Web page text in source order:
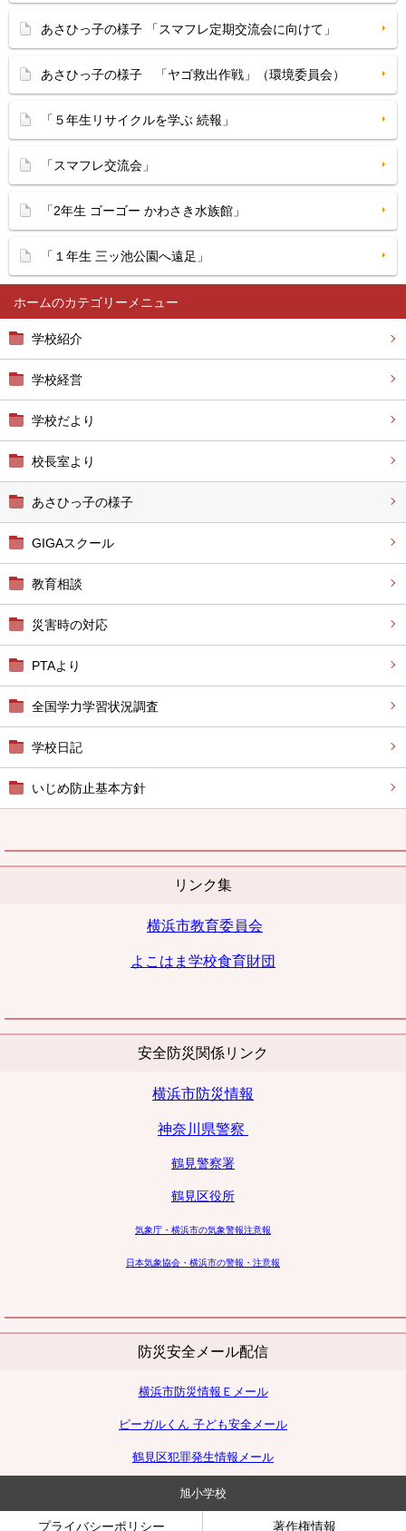
ホーム
学校紹介
学校経営
学校だより
校長室より
あさひっ子の様子
GIGAスクール
教育相談
災害時の対応
PTAより
全国学力学習状況調査
学校日記
いじめ防止基本方針
リンク集
横浜市教育委員会
よこはま学校食育財団
安全防災関係リンク
横浜市防災情報
神奈川県警察
鶴見警察署
鶴見区役所
気象庁・横浜市の気象警報注意報
日本気象協会・横浜市の警報・注意報
防災安全メール配信
横浜市防災情報Ｅメール
ピーガルくん 子ども安全メール
鶴見区犯罪発生情報メール
あさひっ子の様子 「スマフレ定期交流会に向けて」
あさひっ子の様子 「ヤゴ救出作戦」（環境委員会）
「５年生リサイクルを学ぶ 続報」
「スマフレ交流会」
「2年生 ゴーゴー かわさき水族館」
「１年生 三ッ池公園へ遠足」
旭小学校
プライバシーポリシー 著作権情報